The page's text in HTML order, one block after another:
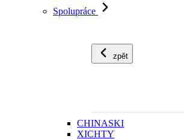
Spolupráce
zpět
CHINASKI
XICHTY